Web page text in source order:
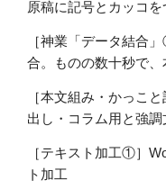
原稿に記号とカッコ
［神業「データ結合
合。ものの数十秒で、
［本文組み・かっこ
出し・コラム用と強調
［テキスト加工①］
ト加工